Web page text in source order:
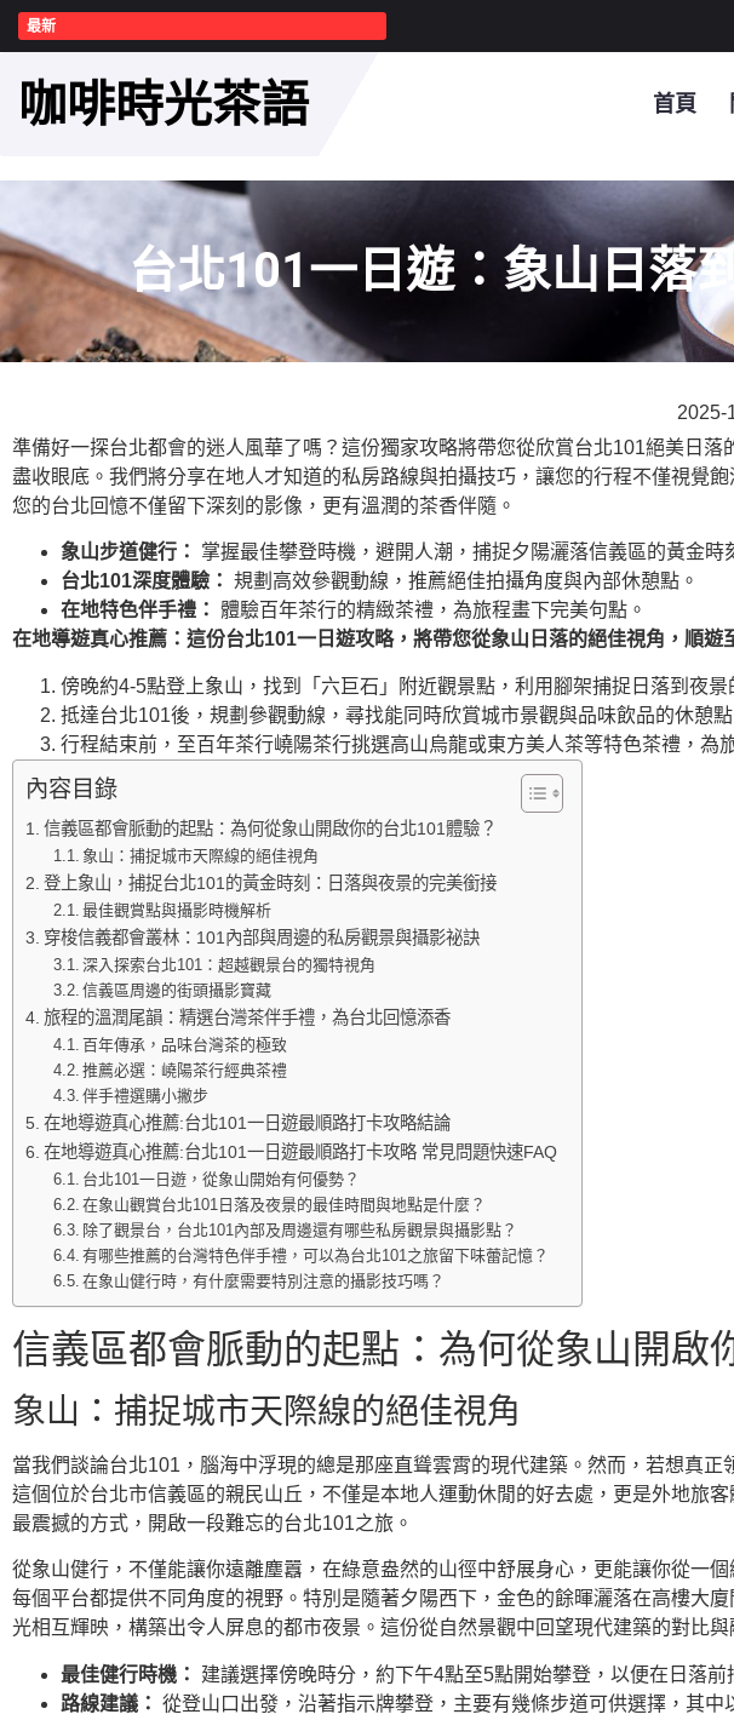
最新
咖啡時光茶語 首頁
台北101一日遊：象山日落
2025-
準備好一探台北都會的迷人風華了嗎？這份獨家攻略將帶您從欣賞台北101絕美日
盡收眼底。我們將分享在地人才知道的私房路線與拍攝技巧，讓您的行程不僅視覺
您的台北回憶不僅留下深刻的影像，更有溫潤的茶香伴隨。
象山步道健行：
掌握最佳攀登時機，避開人潮，捕捉夕陽灑落信義區的黃金時
台北101深度體驗： 規劃高效參觀動線，推薦絕佳拍攝角度與內部休憩點。
在地特色伴手禮： 體驗百年茶行的精緻茶禮，為旅程畫下完美句點。
在地導遊真心推薦：這份台北101一日遊攻略，將帶您從象山日落的絕佳視角，順
傍晚約4-5點登上象山，找到「六巨石」附近觀景點，利用腳架捕捉日落到夜景
抵達台北101後，規劃參觀動線，尋找能同時欣賞城市景觀與品味飲品的休憩點
行程結束前，至百年茶行嶢陽茶行挑選高山烏龍或東方美人茶等特色茶禮，為
內容目錄
信義區都會脈動的起點：為何從象山開啟你的台北101體驗？
象山：捕捉城市天際線的絕佳視角
登上象山，捕捉台北101的黃金時刻：日落與夜景的完美銜接
最佳觀賞點與攝影時機解析
穿梭信義都會叢林：101內部與周邊的私房觀景與攝影祕訣
深入探索台北101：超越觀景台的獨特視角
信義區周邊的街頭攝影寶藏
旅程的溫潤尾韻：精選台灣茶伴手禮，為台北回憶添香
百年傳承，品味台灣茶的極致
推薦必選：嶢陽茶行經典茶禮
伴手禮選購小撇步
在地導遊真心推薦:台北101一日遊最順路打卡攻略結論
在地導遊真心推薦:台北101一日遊最順路打卡攻略 常見問題快速FAQ
台北101一日遊，從象山開始有何優勢？
在象山觀賞台北101日落及夜景的最佳時間與地點是什麼？
除了觀景台，台北101內部及周邊還有哪些私房觀景與攝影點？
有哪些推薦的台灣特色伴手禮，可以為台北101之旅留下味蕾記憶？
在象山健行時，有什麼需要特別注意的攝影技巧嗎？
信義區都會脈動的起點：為何從象山開啟
象山：捕捉城市天際線的絕佳視角
當我們談論台北101，腦海中浮現的總是那座直聳雲霄的現代建築。然而，若想真
這個位於台北市信義區的親民山丘，不僅是本地人運動休閒的好去處，更是外地旅
最震撼的方式，開啟一段難忘的台北101之旅。
從象山健行，不僅能讓你遠離塵囂，在綠意盎然的山徑中舒展身心，更能讓你從一
每個平台都提供不同角度的視野。特別是隨著夕陽西下，金色的餘暉灑落在高樓大
光相互輝映，構築出令人屏息的都市夜景。這份從自然景觀中回望現代建築的對比
最佳健行時機：
建議選擇傍晚時分，約下午4點至5點開始攀登，以便在日落
路線建議： 從登山口出發，沿著指示牌攀登，主要有幾條步道可供選擇，其